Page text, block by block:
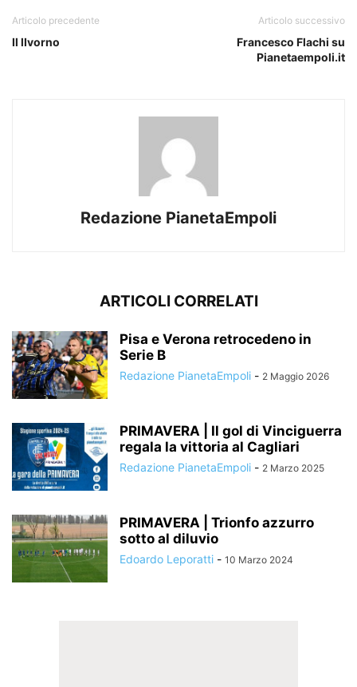
Articolo precedente
Il lIvorno
Articolo successivo
Francesco Flachi su
Pianetaempoli.it
Redazione PianetaEmpoli
ARTICOLI CORRELATI
Pisa e Verona retrocedeno in
Serie B
Redazione PianetaEmpoli - 2 Maggio 2026
PRIMAVERA | Il gol di Vinciguerra
regala la vittoria al Cagliari
Redazione PianetaEmpoli - 2 Marzo 2025
PRIMAVERA | Trionfo azzurro
sotto al diluvio
Edoardo Leporatti - 10 Marzo 2024